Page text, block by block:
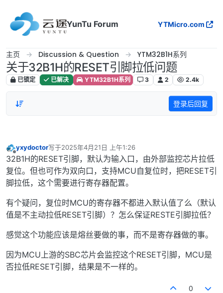
YunTu Forum
YTMicro.com
主页 Discussion & Question YTM32B1H系列
关于32B1H的RESET引脚拉低问题
已锁定 已解决 YTM32B1H系列 3 2 2.4k
登录后回复
离线
yxydoctor写于2025年4月21日 上午1:26
最后由 编辑
32B1H的RESET引脚，默认为输入口，由外部监控芯片拉低
复位。但也可作为双向口，支持MCU自复位时，把RESET引
脚拉低，这个需要进行寄存器配置。
有个疑问，复位时MCU的寄存器不都进入默认值了么（默认
值是不主动拉低RESET引脚）？怎么保证RESTE引脚拉低？
感觉这个功能应该是熔丝要做的事，而不是寄存器做的事。
因为MCU上游的SBC芯片会监控这个RESET引脚，MCU是
否拉低RESET引脚，结果是不一样的。
0